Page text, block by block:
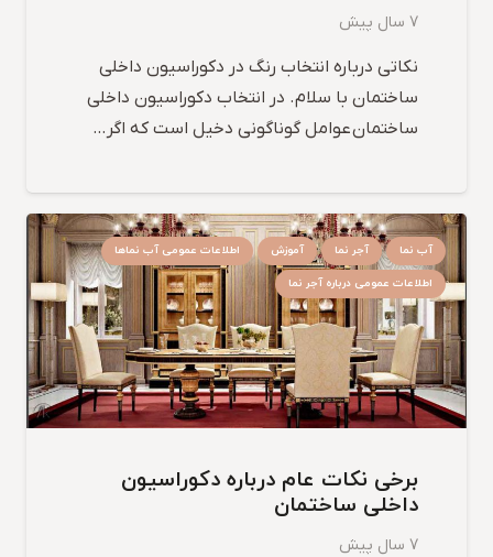
7 سال پیش
نکاتی درباره انتخاب رنگ در دکوراسیون داخلی
ساختمان با سلام. در انتخاب دکوراسیون داخلی
ساختمان عوامل گوناگونی دخیل است که اگر…
آب نما آجر نما آموزش
اطلاعات عمومی آب نماها
اطلاعات عمومی درباره آجر نما
برخی نکات عام درباره دکوراسیون
داخلی ساختمان
7 سال پیش